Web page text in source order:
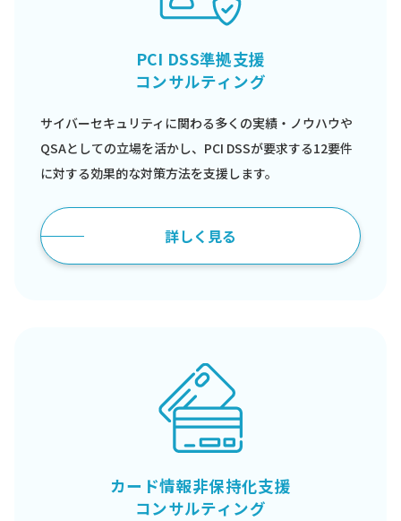
PCI DSS準拠支援
コンサルティング
サイバーセキュリティに関わる多くの実績・ノウハウや
QSAとしての立場を活かし、PCI DSSが要求する12要件
に対する効果的な対策方法を支援します。
詳しく見る
カード情報非保持化支援
コンサルティング